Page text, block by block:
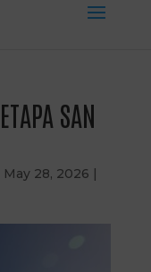
SAN
May 28, 2026 |